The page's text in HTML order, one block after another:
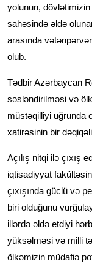
yolunun,
sahəsində əldə
arasında
olub.
Tədbir Azərbaycan
səsləndirilməsi və
müstəqilliyi uğrunda
xatirəsinin bir
Açılış nitqi ilə çıxış
iqtisadiyyat
çıxışında güclü və
biri olduğunu
illərdə əldə etdiyi
yüksəlməsi və milli
ölkəmizin müdafiə